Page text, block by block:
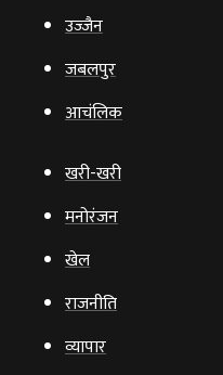
उज्‍जैन
जबलपुर
आचंलिक
खरी-खरी
मनोरंजन
खेल
राजनीति
व्‍यापार